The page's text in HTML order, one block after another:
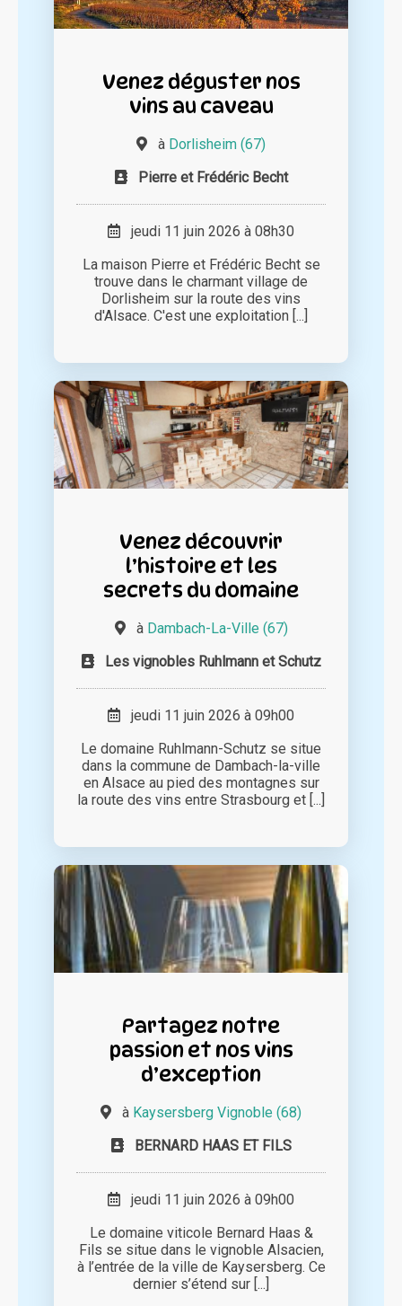
Venez déguster nos
vins au caveau
à Dorlisheim (67)
Pierre et Frédéric Becht
jeudi 11 juin 2026 à 08h30
La maison Pierre et Frédéric Becht se
trouve dans le charmant village de
Dorlisheim sur la route des vins
d'Alsace. C'est une exploitation [...]
Venez découvrir
l’histoire et les
secrets du domaine
à Dambach-La-Ville (67)
Les vignobles Ruhlmann et Schutz
jeudi 11 juin 2026 à 09h00
Le domaine Ruhlmann-Schutz se situe
dans la commune de Dambach-la-ville
en Alsace au pied des montagnes sur
la route des vins entre Strasbourg et [...]
Partagez notre
passion et nos vins
d’exception
à Kaysersberg Vignoble (68)
BERNARD HAAS ET FILS
jeudi 11 juin 2026 à 09h00
Le domaine viticole Bernard Haas &
Fils se situe dans le vignoble Alsacien,
à l’entrée de la ville de Kaysersberg. Ce
dernier s’étend sur [...]